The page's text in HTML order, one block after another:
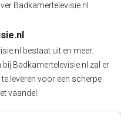
Badkamertelevisie.nl
bestaat uit en meer.
Badkamertelevisie.nl zal er
leveren voor een scherpe
vaandel.